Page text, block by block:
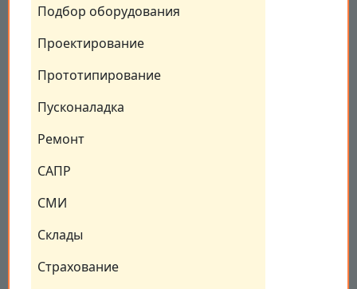
Подбор оборудования
Проектирование
Прототипирование
Пусконаладка
Ремонт
САПР
СМИ
Склады
Страхование